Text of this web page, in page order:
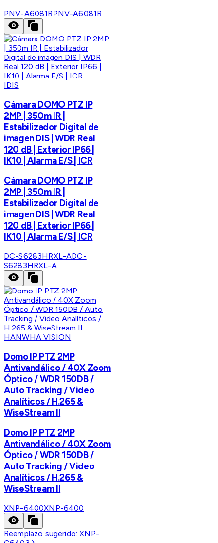
PNV-A6081RPNV-A6081R
IDIS
Cámara DOMO PTZ IP
2MP | 350m IR |
Estabilizador Digital de
imagen DIS | WDR Real
120 dB | Exterior IP66 |
IK10 | Alarma E/S | ICR
Cámara DOMO PTZ IP
2MP | 350m IR |
Estabilizador Digital de
imagen DIS | WDR Real
120 dB | Exterior IP66 |
IK10 | Alarma E/S | ICR
DC-S6283HRXL-ADC-
S6283HRXL-A
HANWHA VISION
Domo IP PTZ 2MP
Antivandálico / 40X Zoom
Óptico / WDR 150DB /
Auto Tracking / Video
Analíticos / H.265 &
WiseStream II
Domo IP PTZ 2MP
Antivandálico / 40X Zoom
Óptico / WDR 150DB /
Auto Tracking / Video
Analíticos / H.265 &
WiseStream II
XNP-6400XNP-6400
Reemplazo sugerido:XNP-